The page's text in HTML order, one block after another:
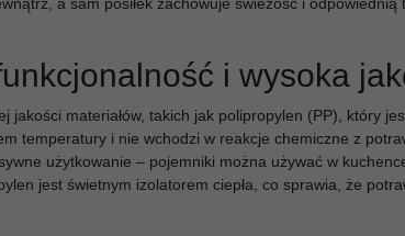
i wysoka
materiałów, takich jak polipropylen (PP), który
temperatury i nie wchodzi w reakcje chemiczne z
użytkowanie – pojemniki można używać w
jest świetnym izolatorem ciepła, co sprawia, że